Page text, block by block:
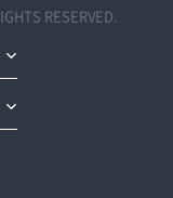
RESERVED.